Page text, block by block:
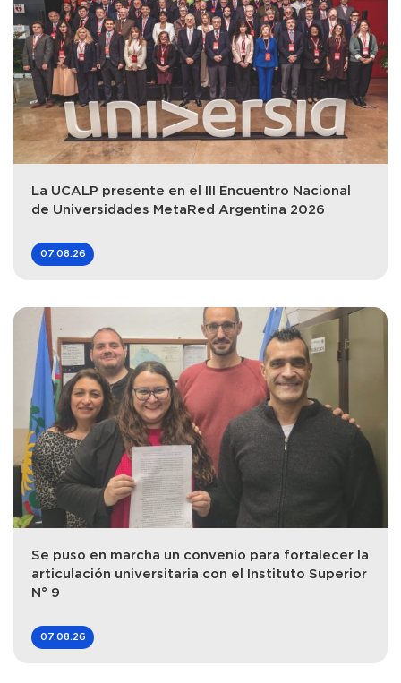
La UCALP presente en el III Encuentro Nacional
de Universidades MetaRed Argentina 2026
07.08.26
Se puso en marcha un convenio para fortalecer la
articulación universitaria con el Instituto Superior
N° 9
07.08.26